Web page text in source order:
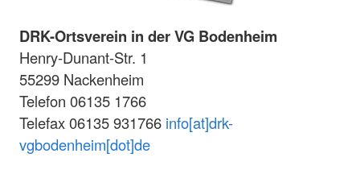
DRK-Ortsverein in der VG Bodenheim
Henry-Dunant-Str. 1
55299 Nackenheim
Telefon 06135 1766
Telefax 06135 931766 info[at]drk-
vgbodenheim[dot]de